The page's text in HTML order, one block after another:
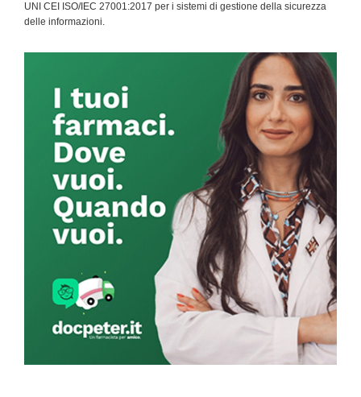
UNI CEI ISO/IEC 27001:2017 per i sistemi di gestione della sicurezza
delle informazioni.
Sidebar